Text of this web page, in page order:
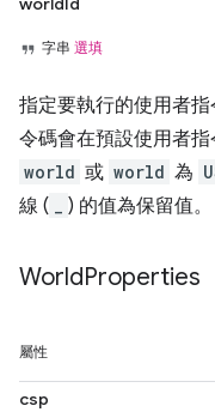
字串 選填
指定要執行的使用者
令碼會在預設使用者
world 或 world 為
線 (
) 的值為保留值。
WorldProperties
屬性
csp